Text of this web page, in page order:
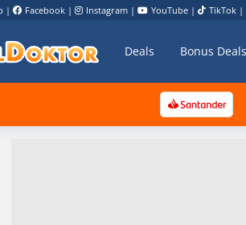
| Facebook | Instagram | YouTube | TikTok |
Deals Bonus Deals